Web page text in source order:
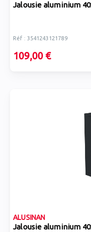
Jalousie aluminium
Réf : 3541243121789
109,00 €
ALUSINAN
Jalousie aluminium